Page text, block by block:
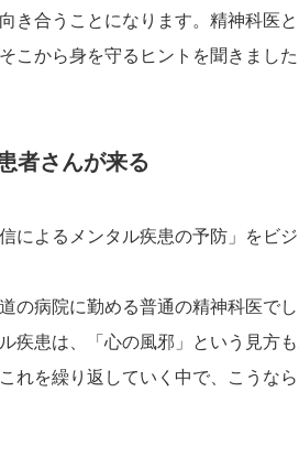
き合うことになります。精神科医
こから身を守るヒントを聞きまし
者さんが来る
によるメンタル疾患の予防」をビ
の病院に勤める普通の精神科医で
疾患は、「心の風邪」という見方
れを繰り返していく中で、こうな